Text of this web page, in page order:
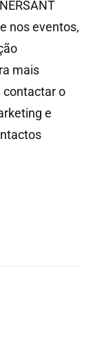
nos eventos,
mais
contactar o
e